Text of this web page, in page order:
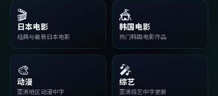
🎬
日本电影
经典与最新日本电影
🎪
韩国电影
热门韩国电影作品
🎨
动漫
亚洲地区动漫中字
🎤
综艺
亚洲综艺中字更新